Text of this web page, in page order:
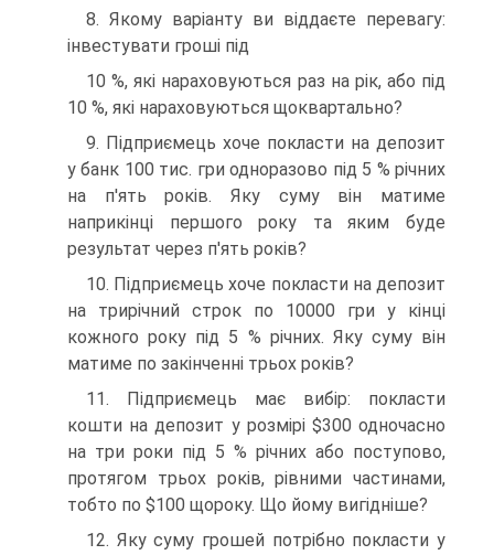
8. Якому варіанту ви віддаєте перевагу:
інвестувати гроші під
10 %, які нараховуються раз на рік, або під
10 %, які нараховуються щоквартально?
9. Підприємець хоче покласти на депозит
у банк 100 тис. гри одноразово під 5 % річних
на п'ять років. Яку суму він матиме
наприкінці першого року та яким буде
результат через п'ять років?
10. Підприємець хоче покласти на депозит
на трирічний строк по 10000 гри у кінці
кожного року під 5 % річних. Яку суму він
матиме по закінченні трьох років?
11. Підприємець має вибір: покласти
кошти на депозит у розмірі $300 одночасно
на три роки під 5 % річних або поступово,
протягом трьох років, рівними частинами,
тобто по $100 щороку. Що йому вигідніше?
12. Яку суму грошей потрібно покласти у